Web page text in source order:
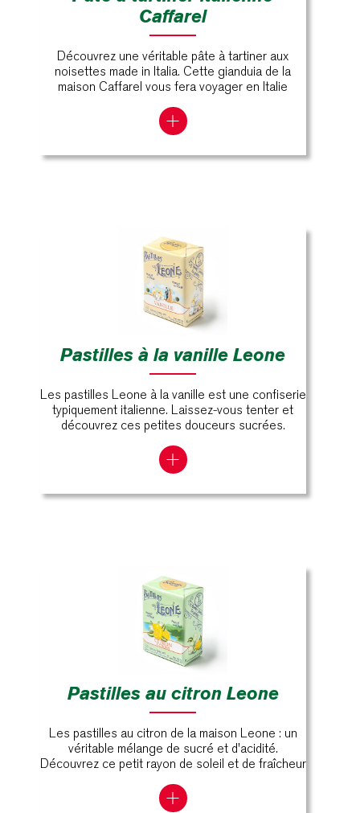
Caffarel
Découvrez une véritable pâte à tartiner aux
noisettes made in Italia. Cette gianduia de la
maison Caffarel vous fera voyager en Italie
Pastilles à la vanille Leone
Les pastilles Leone à la vanille est une confiserie
typiquement italienne. Laissez-vous tenter et
découvrez ces petites douceurs sucrées.
Pastilles au citron Leone
Les pastilles au citron de la maison Leone : un
véritable mélange de sucré et d'acidité.
Découvrez ce petit rayon de soleil et de fraîcheur